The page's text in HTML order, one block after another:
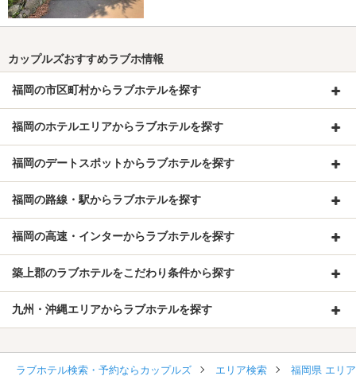
カップルズおすすめラブホ情報
福岡の市区町村からラブホテルを探す
福岡のホテルエリアからラブホテルを探す
福岡のデートスポットからラブホテルを探す
福岡の路線・駅からラブホテルを探す
福岡の高速・インターからラブホテルを探す
築上郡のラブホテルをこだわり条件から探す
九州・沖縄エリアからラブホテルを探す
ラブホテル検索・予約ならカップルズ エリア検索 福岡県 エリ